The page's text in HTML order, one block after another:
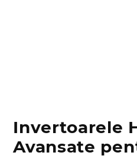
Invertoarele
Avansate